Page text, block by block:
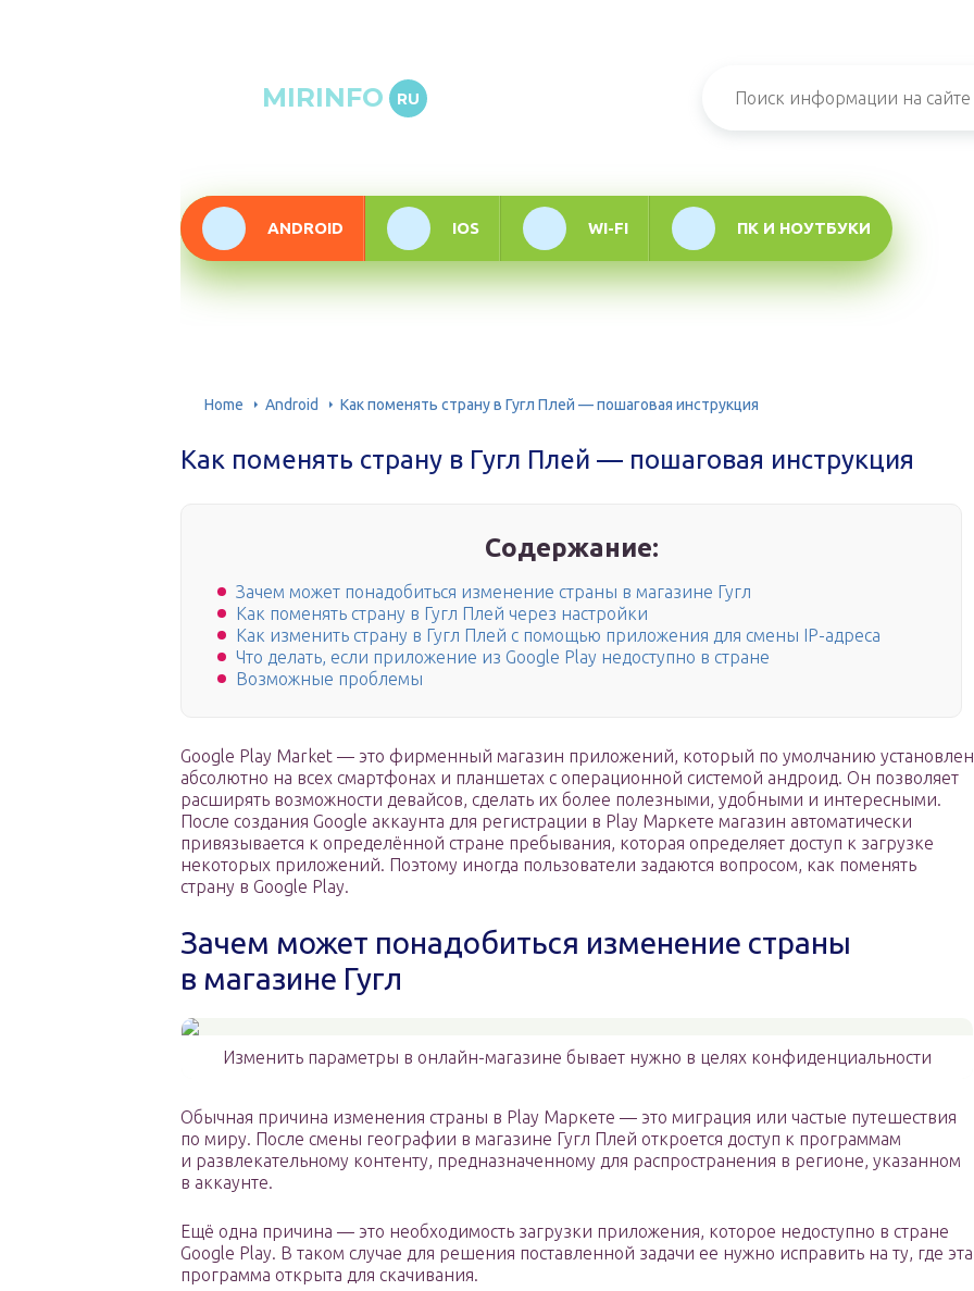
MIRINFO RU
ANDROID IOS WI-FI ПК И НОУТБУКИ
Home Android Как поменять страну в Гугл Плей — пошаговая инструкция
Как поменять страну в Гугл Плей — пошаговая инструкция
Содержание:
Зачем может понадобиться изменение страны в магазине Гугл
Как поменять страну в Гугл Плей через настройки
Как изменить страну в Гугл Плей с помощью приложения для смены IP-адреса
Что делать, если приложение из Google Play недоступно в стране
Возможные проблемы
Google Play Market — это фирменный магазин приложений, который по умолчанию установлен
абсолютно на всех смартфонах и планшетах с операционной системой андроид. Он позволяет
расширять возможности девайсов, сделать их более полезными, удобными и интересными.
После создания Google аккаунта для регистрации в Play Маркете магазин автоматически
привязывается к определённой стране пребывания, которая определяет доступ к загрузке
некоторых приложений. Поэтому иногда пользователи задаются вопросом, как поменять
страну в Google Play.
Зачем может понадобиться изменение страны
в магазине Гугл
Изменить параметры в онлайн-магазине бывает нужно в целях конфиденциальности
Обычная причина изменения страны в Play Маркете — это миграция или частые путешествия
по миру. После смены географии в магазине Гугл Плей откроется доступ к программам
и развлекательному контенту, предназначенному для распространения в регионе, указанном
в аккаунте.
Ещё одна причина — это необходимость загрузки приложения, которое недоступно в стране
Google Play. В таком случае для решения поставленной задачи ее нужно исправить на ту, где эта
программа открыта для скачивания.